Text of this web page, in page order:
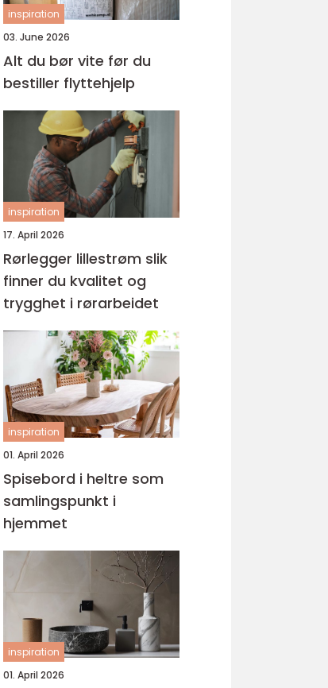
inspiration
03. June 2026
Alt du bør vite før du
bestiller flyttehjelp
inspiration
17. April 2026
Rørlegger lillestrøm slik
finner du kvalitet og
trygghet i rørarbeidet
inspiration
01. April 2026
Spisebord i heltre som
samlingspunkt i
hjemmet
inspiration
01. April 2026